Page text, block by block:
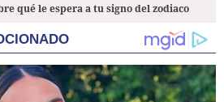
qué le espera a tu signo del zodiaco